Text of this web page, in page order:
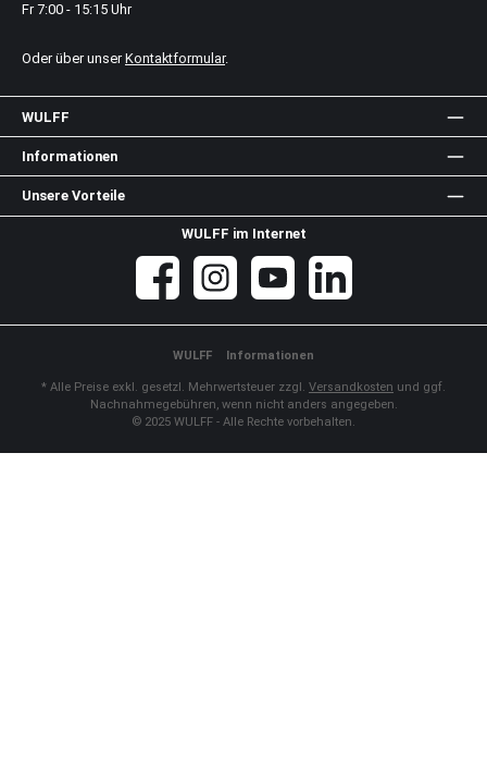
Fr 7:00 - 15:15 Uhr
Oder über unser Kontaktformular.
WULFF
Informationen
Unsere Vorteile
WULFF im Internet
Facebook Instagram YouTube
WULFF Informationen
* Alle Preise exkl. gesetzl. Mehrwertsteuer zzgl. Versandkosten und ggf.
Nachnahmegebühren, wenn nicht anders angegeben.
© 2025 WULFF - Alle Rechte vorbehalten.